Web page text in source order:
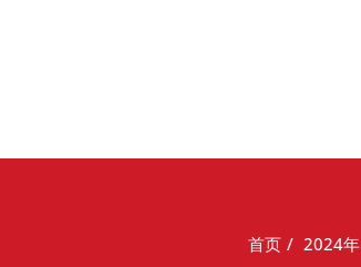
首页 2024年